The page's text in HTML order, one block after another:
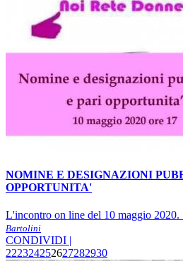
NOMINE E DESIGNAZIONI
OPPORTUNITA'
L'incontro on line del 10 maggio 2020.
Bartolini
CONDIVIDI |
222324252627282930